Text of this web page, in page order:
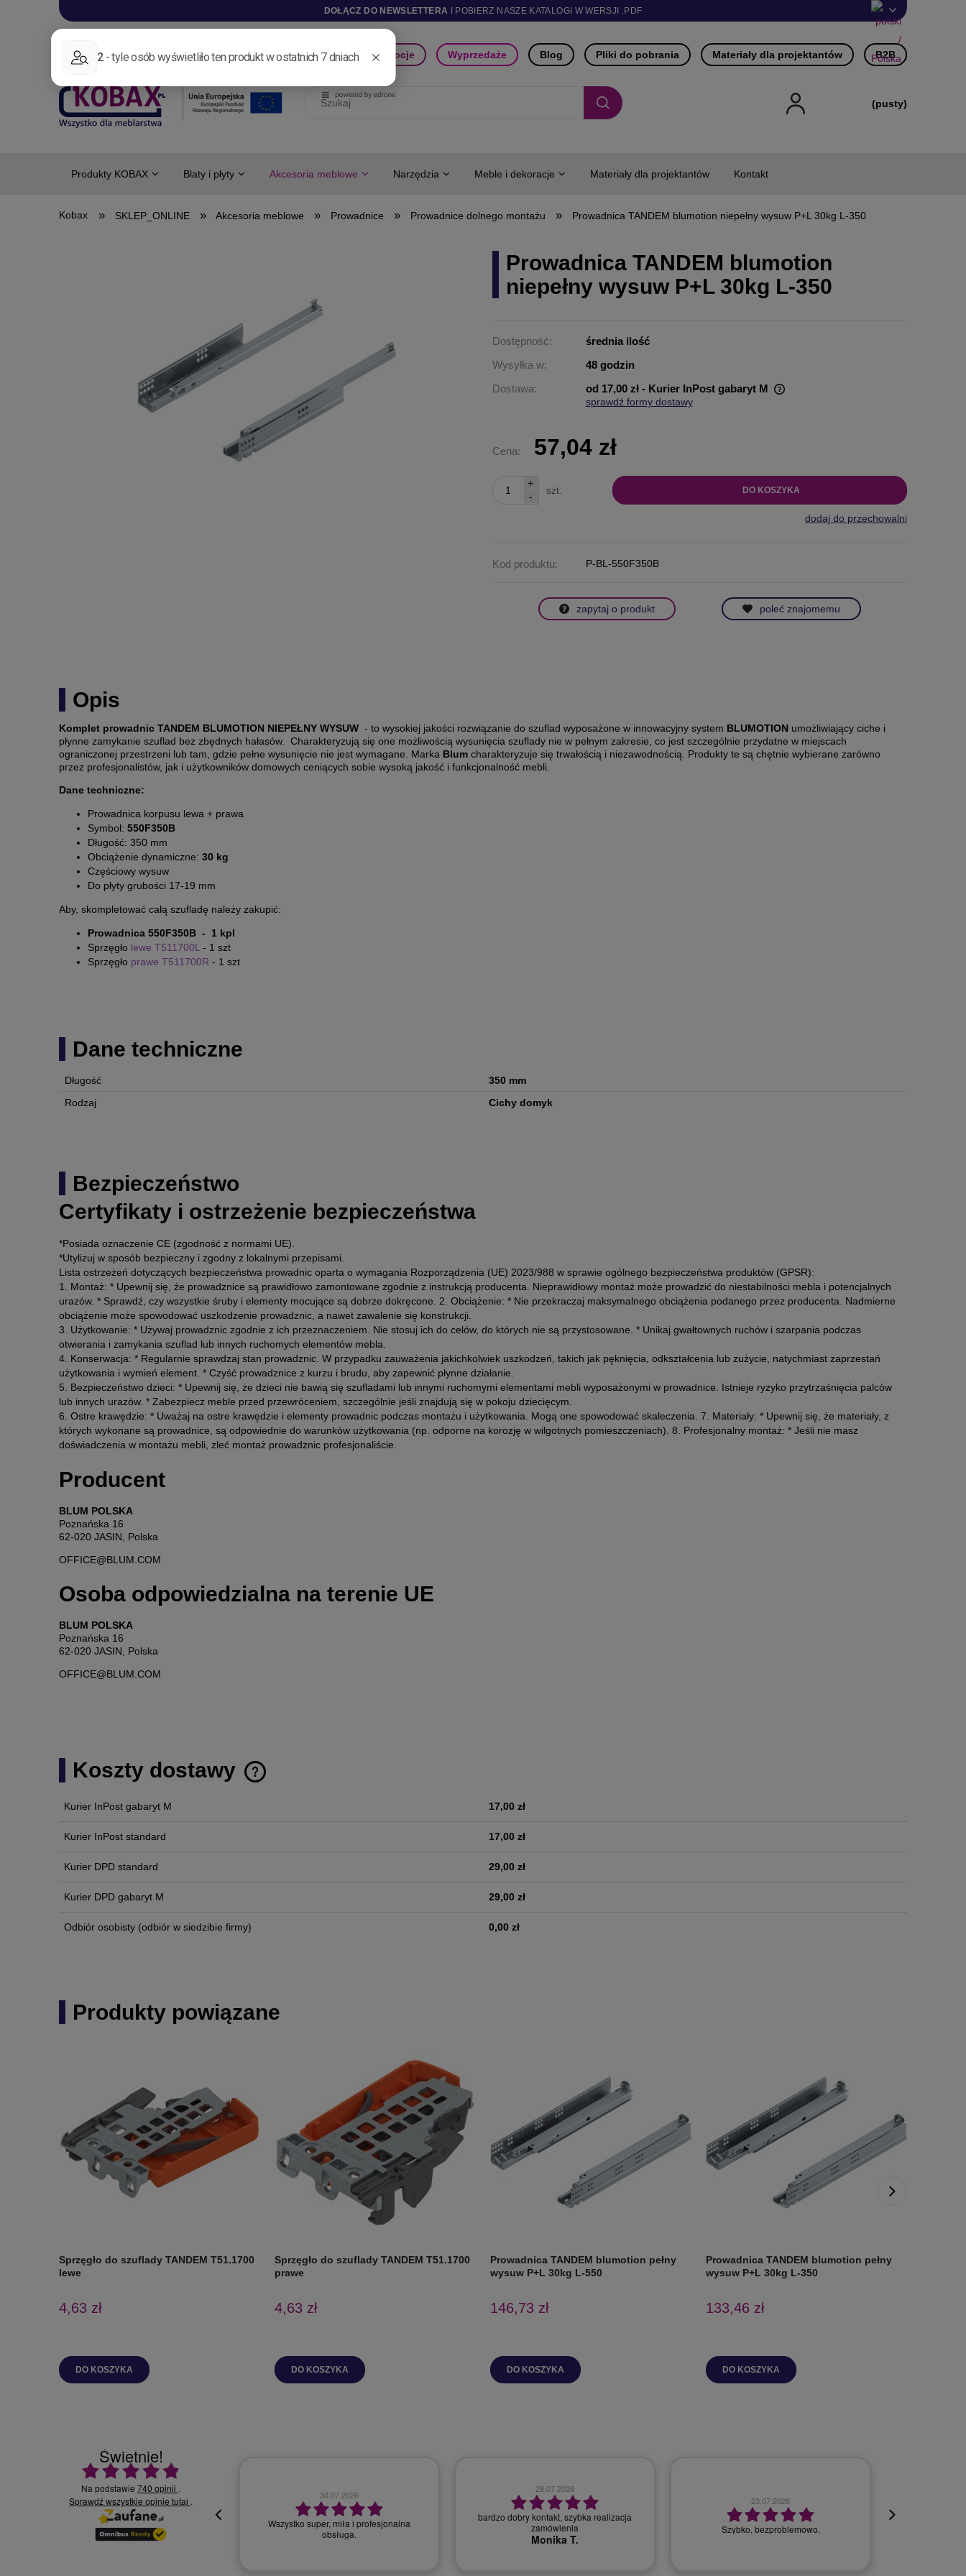
DOŁĄCZ DO NEWSLETTERA I POBIERZ NASZE KATALOGI W WERSJI .PDF
Aktualności Nowości Promocje Wyprzedaże Blog Pliki do pobrania Materiały dla projektantów B2B
(pusty)
Produkty KOBAX Blaty i płyty Akcesoria meblowe Narzędzia Meble i dekoracje Materiały dla projektantów Kontakt
» SKLEP_ONLINE » Akcesoria meblowe » Prowadnice » Prowadnice dolnego montażu » Prowadnica TANDEM blumotion niepełny wysuw P+L 30kg L-350
Prowadnica TANDEM blumotion
niepełny wysuw P+L 30kg L-350
Dostępność:
średnia ilość
Wysyłka w:
48 godzin
Dostawa:
od 17,00 zł - Kurier InPost gabaryt M
sprawdź formy dostawy
Cena: 57,04 zł
-
+
szt. DO KOSZYKA
dodaj do przechowalni
Kod produktu: P-BL-550F350B
zapytaj o produkt poleć znajomemu
Opis
Komplet prowadnic TANDEM BLUMOTION NIEPEŁNY WYSUW - to wysokiej jakości rozwiązanie do szuflad wyposażone w innowacyjny system BLUMOTION umożliwiający ciche i
płynne zamykanie szuflad bez zbędnych hałasów. Charakteryzują się one możliwością wysunięcia szuflady nie w pełnym zakresie, co jest szczególnie przydatne w miejscach
ograniczonej przestrzeni lub tam, gdzie pełne wysunięcie nie jest wymagane. Marka Blum charakteryzuje się trwałością i niezawodnością. Produkty te są chętnie wybierane zarówno
przez profesjonalistów, jak i użytkowników domowych ceniących sobie wysoką jakość i funkcjonalność mebli.
Dane techniczne:
Prowadnica korpusu lewa + prawa
Symbol: 550F350B
Długość: 350 mm
Obciążenie dynamiczne: 30 kg
Częściowy wysuw
Do płyty grubości 17-19 mm
Aby, skompletować całą szufladę należy zakupić:
Prowadnica 550F350B - 1 kpl
Sprzęgło lewe T511700L- 1 szt
Sprzęgło prawe T511700R - 1 szt
Dane techniczne
Długość
350 mm
Rodzaj
Cichy domyk
Bezpieczeństwo
Certyfikaty i ostrzeżenie bezpieczeństwa
*Posiada oznaczenie CE (zgodność z normami UE).
*Utylizuj w sposób bezpieczny i zgodny z lokalnymi przepisami.
Lista ostrzeżeń dotyczących bezpieczeństwa prowadnic oparta o wymagania Rozporządzenia (UE) 2023/988 w sprawie ogólnego bezpieczeństwa produktów (GPSR):
1. Montaż: * Upewnij się, że prowadznice są prawidłowo zamontowane zgodnie z instrukcją producenta. Nieprawidłowy montaż może prowadzić do niestabilności mebla i potencjalnych
urazów. * Sprawdź, czy wszystkie śruby i elementy mocujące są dobrze dokręcone. 2. Obciążenie: * Nie przekraczaj maksymalnego obciążenia podanego przez producenta. Nadmierne
obciążenie może spowodować uszkodzenie prowadznic, a nawet zawalenie się konstrukcji.
3. Użytkowanie: * Używaj prowadznic zgodnie z ich przeznaczeniem. Nie stosuj ich do celów, do których nie są przystosowane. * Unikaj gwałtownych ruchów i szarpania podczas
otwierania i zamykania szuflad lub innych ruchomych elementów mebla.
4. Konserwacja: * Regularnie sprawdzaj stan prowadznic. W przypadku zauważenia jakichkolwiek uszkodzeń, takich jak pęknięcia, odkształcenia lub zużycie, natychmiast zaprzestań
użytkowania i wymień element. * Czyść prowadznice z kurzu i brudu, aby zapewnić płynne działanie.
5. Bezpieczeństwo dzieci: * Upewnij się, że dzieci nie bawią się szufladami lub innymi ruchomymi elementami mebli wyposażonymi w prowadnice. Istnieje ryzyko przytrzaśnięcia palców
lub innych urazów. * Zabezpiecz meble przed przewróceniem, szczególnie jeśli znajdują się w pokoju dziecięcym.
6. Ostre krawędzie: * Uważaj na ostre krawędzie i elementy prowadnic podczas montażu i użytkowania. Mogą one spowodować skaleczenia. 7. Materiały: * Upewnij się, że materiały, z
których wykonane są prowadnice, są odpowiednie do warunków użytkowania (np. odporne na korozję w wilgotnych pomieszczeniach). 8. Profesjonalny montaż: * Jeśli nie masz
doświadczenia w montażu mebli, zleć montaż prowadznic profesjonaliście.
Producent
BLUM POLSKA
Poznańska 16
62-020 JASIN, Polska
OFFICE@BLUM.COM
Osoba odpowiedzialna na terenie UE
BLUM POLSKA
Poznańska 16
62-020 JASIN, Polska
OFFICE@BLUM.COM
Koszty dostawy
Kurier InPost gabaryt M 17,00 zł
Kurier InPost standard 17,00 zł
Kurier DPD standard 29,00 zł
Kurier DPD gabaryt M 29,00 zł
Odbiór osobisty (odbiór w siedzibie firmy) 0,00 zł
Produkty powiązane
Sprzęgło do szuflady TANDEM T51.1700
lewe
4,63 zł
DO KOSZYKA
Sprzęgło do szuflady TANDEM T51.1700
prawe
4,63 zł
DO KOSZYKA
Prowadnica TANDEM blumotion pełny
wysuw P+L 30kg L-550
146,73 zł
DO KOSZYKA
Prowadnica TANDEM blumotion pełny
wysuw P+L 30kg L-350
133,46 zł
DO KOSZYKA
Świetnie!
Ocena średnia 4.9 na 5
Na podstawie 740 opinii .
Sprawdź wszystkie opinie tutaj .
30.07.2026
oki
30.07.2026
Wszystko super, miła i profesjonalna
obsługa.
28.07.2026
bardzo dobry kontakt, szybka realizacja
zamówienia
Monika T.
23.07.2026
Szybko, bezproblemowo.